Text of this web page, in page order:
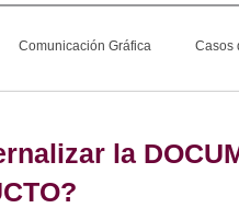
Comunicación Gráfica Casos
la